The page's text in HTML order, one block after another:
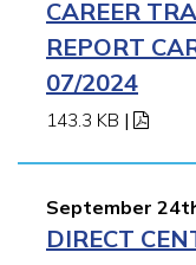
CAREER
REPORT
07/2024
143.3 KB |
September
DIRECT